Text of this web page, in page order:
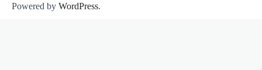
Powered by WordPress.